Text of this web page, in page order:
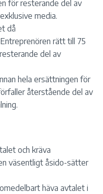
för resterande del av
media.
då
rätt till 75
del av
hela ersättningen för
återstående del av
och kräva
väsentligt åsido-sätter
häva avtalet i